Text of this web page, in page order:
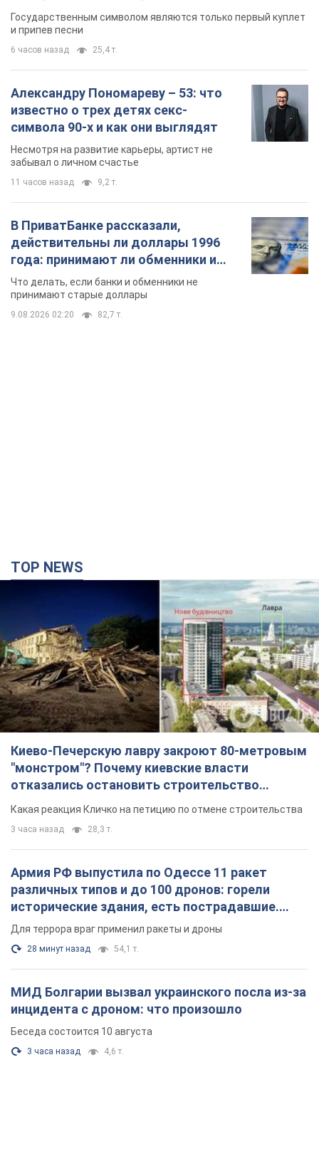
Государственным символом являются только первый куплет
и припев песни
6 часов назад 25,4 т.
Александру Пономареву – 53: что
известно о трех детях секс-
символа 90-х и как они выглядят
Несмотря на развитие карьеры, артист не
забывал о личном счастье
11 часов назад 9,2 т.
В ПриватБанке рассказали,
действительны ли доллары 1996
года: принимают ли обменники и
банки такие купюры
Что делать, если банки и обменники не
принимают старые доллары
9.08.2026 02:20 82,7 т.
TOP NEWS
Киево-Печерскую лавру закроют 80-метровым
"монстром"? Почему киевские власти
отказались остановить строительство
небоскреба "московского верующего"
Какая реакция Кличко на петицию по отмене строительства
3 часа назад 28,3 т.
Армия РФ выпустила по Одессе 11 ракет
различных типов и до 100 дронов: горели
исторические здания, есть пострадавшие.
Фото и видео
Для террора враг применил ракеты и дроны
28 минут назад 54,1 т.
МИД Болгарии вызвал украинского посла из-за
инцидента с дроном: что произошло
Беседа состоится 10 августа
3 часа назад 4,6 т.